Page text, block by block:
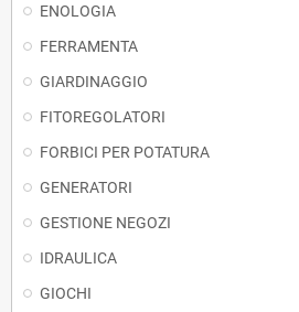
ENOLOGIA
FERRAMENTA
GIARDINAGGIO
FITOREGOLATORI
FORBICI PER POTATURA
GENERATORI
GESTIONE NEGOZI
IDRAULICA
GIOCHI